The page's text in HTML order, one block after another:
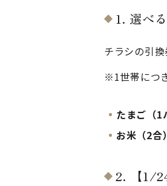
1. 選べ
チラシの引
※1世帯につ
たまご（1
お米（2合）
2. 【1/